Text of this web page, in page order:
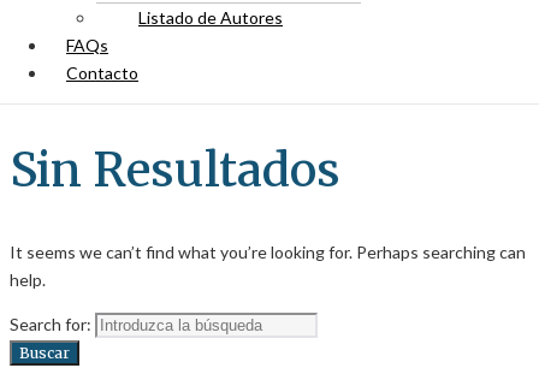
Listado de Autores
FAQs
Contacto
Sin Resultados
It seems we can’t find what you’re looking for. Perhaps searching can
help.
Search for:
Buscar